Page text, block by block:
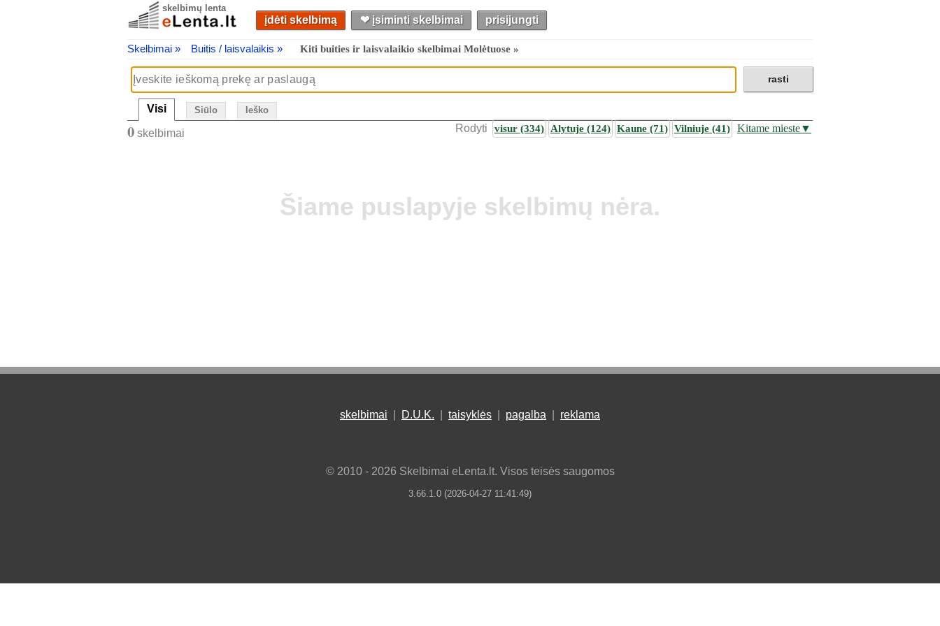
skelbimų lenta
įdėti skelbimą ❤︎ įsiminti skelbimai prisijungti
Skelbimai » Buitis / laisvalaikis » Kiti buities ir laisvalaikio skelbimai Molėtuose »
Visi Siūlo Ieško
0 skelbimai Rodyti visur (334) Alytuje (124) Kaune (71) Vilniuje (41) Kitame mieste▼
Šiame puslapyje skelbimų nėra.
skelbimai D.U.K. taisyklės pagalba reklama
© 2010 - 2026 Skelbimai eLenta.lt. Visos teisės saugomos
3.66.1.0 (2026-04-27 11:41:49)